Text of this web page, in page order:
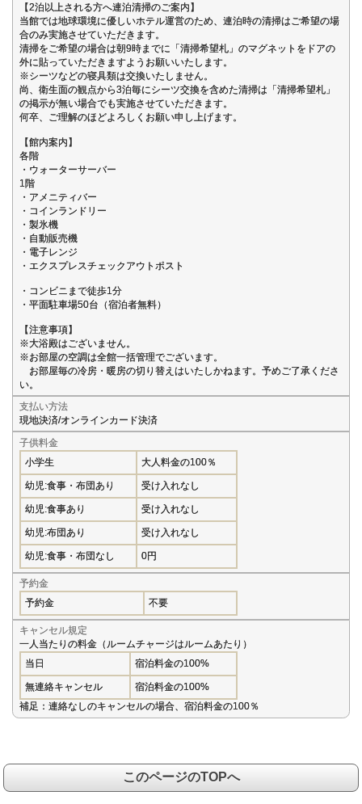
【2泊以上される方へ連泊清掃のご案内】
当館では地球環境に優しいホテル運営のため、連泊時の清掃はご希望の場
合のみ実施させていただきます。
清掃をご希望の場合は朝9時までに「清掃希望札」のマグネットをドアの
外に貼っていただきますようお願いいたします。
※シーツなどの寝具類は交換いたしません。
尚、衛生面の観点から3泊毎にシーツ交換を含めた清掃は「清掃希望札」
の掲示が無い場合でも実施させていただきます。
何卒、ご理解のほどよろしくお願い申し上げます。
【館内案内】
各階
・ウォーターサーバー
1階
・アメニティバー
・コインランドリー
・製氷機
・自動販売機
・電子レンジ
・エクスプレスチェックアウトポスト
・コンビニまで徒歩1分
・平面駐車場50台（宿泊者無料）
【注意事項】
※大浴殿はございません。
※お部屋の空調は全館一括管理でございます。
お部屋毎の冷房・暖房の切り替えはいたしかねます。予めご了承くださ
い。
支払い方法
現地決済/オンラインカード決済
子供料金
小学生
大人料金の100％
幼児:食事・布団あり 受け入れなし
幼児:食事あり 受け入れなし
幼児:布団あり 受け入れなし
幼児:食事・布団なし 0円
予約金
予約金
不要
キャンセル規定
一人当たりの料金（ルームチャージはルームあたり）
当日
宿泊料金の100%
無連絡キャンセル
宿泊料金の100%
補足：連絡なしのキャンセルの場合、宿泊料金の100％
このページのTOPへ